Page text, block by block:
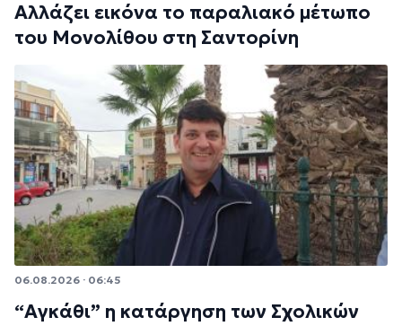
Αλλάζει εικόνα το παραλιακό μέτωπο
του Μονολίθου στη Σαντορίνη
06.08.2026 · 06:45
“Αγκάθι” η κατάργηση των Σχολικών